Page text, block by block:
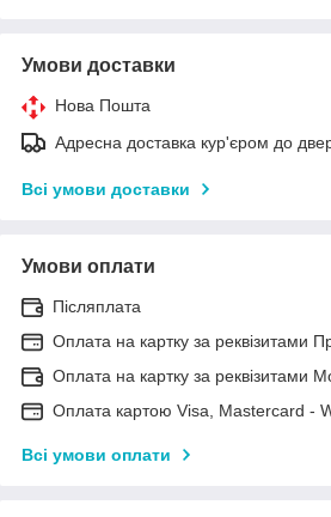
Умови доставки
Нова Пошта
Адресна доставка кур'єром до
Всі умови доставки
Умови оплати
Післяплата
Оплата на картку за реквізитами
Оплата на картку за реквізитами
Оплата картою Visa, Mastercard -
Всі умови оплати